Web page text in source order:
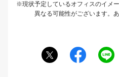
※現状予定しているオフィスのイメ
異なる可能性がございます。